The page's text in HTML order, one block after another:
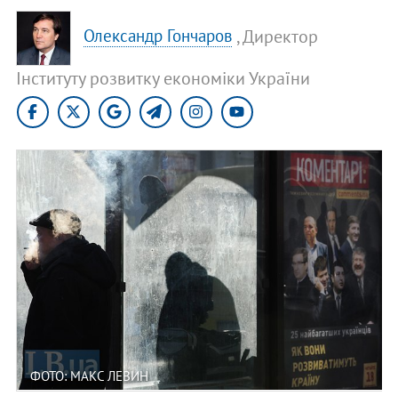
Олександр Гончаров , Директор
Інституту розвитку економіки України
ФОТО: МАКС ЛЕВИН